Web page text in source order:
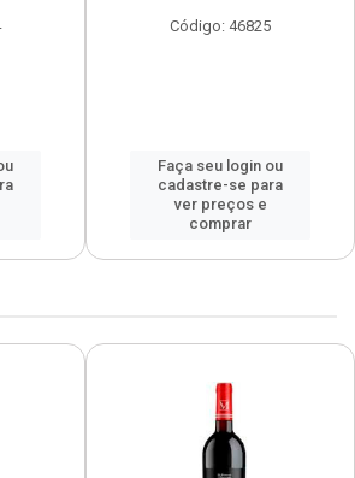
Código: 46825
Faça seu login ou
cadastre-se para
ver preços e
comprar